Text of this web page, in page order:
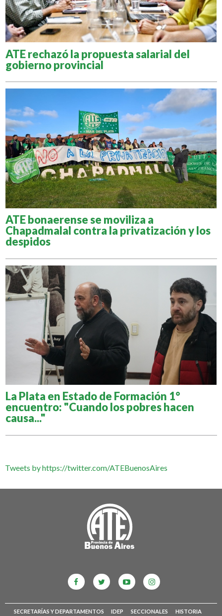
ATE rechazó la propuesta salarial del
gobierno provincial
ATE bonaerense se moviliza a
Chapadmalal contra la privatización y los
despidos
La Plata en Estado de Formación 1°
encuentro: "Cuando los pobres hacen
causa..."
Tweets by https://twitter.com/ATEBuenosAires
SECRETARÍAS Y DEPARTAMENTOS IDEP SECCIONALES HISTORIA